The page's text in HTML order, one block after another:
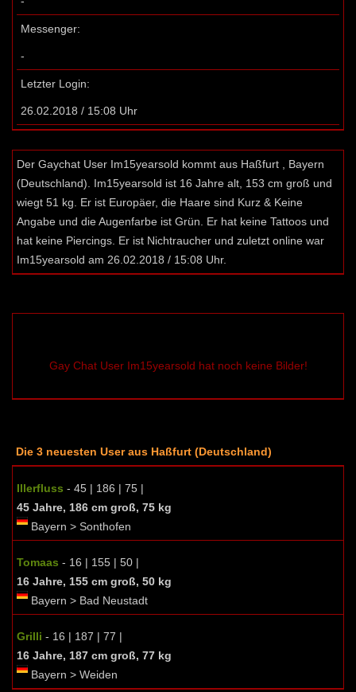
Messenger:
-
Letzter Login:
26.02.2018 / 15:08 Uhr
Der Gaychat User Im15yearsold kommt aus Haßfurt , Bayern
(Deutschland). Im15yearsold ist 16 Jahre alt, 153 cm groß und
wiegt 51 kg. Er ist Europäer, die Haare sind Kurz & Keine
Angabe und die Augenfarbe ist Grün. Er hat keine Tattoos und
hat keine Piercings. Er ist Nichtraucher und zuletzt online war
Im15yearsold am 26.02.2018 / 15:08 Uhr.
Gay Chat User Im15yearsold hat noch keine Bilder!
Die 3 neuesten User aus Haßfurt (Deutschland)
Illerfluss - 45 | 186 | 75 |
45 Jahre, 186 cm groß, 75 kg
Bayern > Sonthofen
Tomaas - 16 | 155 | 50 |
16 Jahre, 155 cm groß, 50 kg
Bayern > Bad Neustadt
Grilli - 16 | 187 | 77 |
16 Jahre, 187 cm groß, 77 kg
Bayern > Weiden